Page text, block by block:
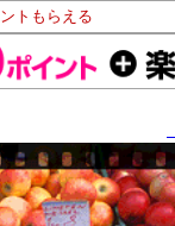
トもらえる